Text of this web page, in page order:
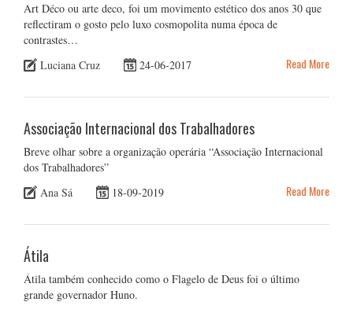
Art Déco ou arte deco, foi um movimento estético dos anos 30 que
reflectiram o gosto pelo luxo cosmopolita numa época de
contrastes…
Luciana Cruz
24-06-2017 Read More
Associação Internacional dos Trabalhadores
Breve olhar sobre a organização operária “Associação Internacional
dos Trabalhadores”
Ana Sá
18-09-2019 Read More
Átila
Átila também conhecido como o Flagelo de Deus foi o último
grande governador Huno.